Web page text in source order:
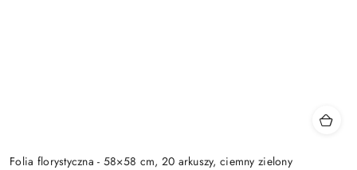
Folia florystyczna - 58×58 cm, 20 arkuszy, ciemny zielony